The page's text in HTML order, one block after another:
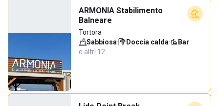
ARMONIA Stabilimento
Balneare
Tortora
Sabbiosa· Doccia calda· Bar·
e altri 12…